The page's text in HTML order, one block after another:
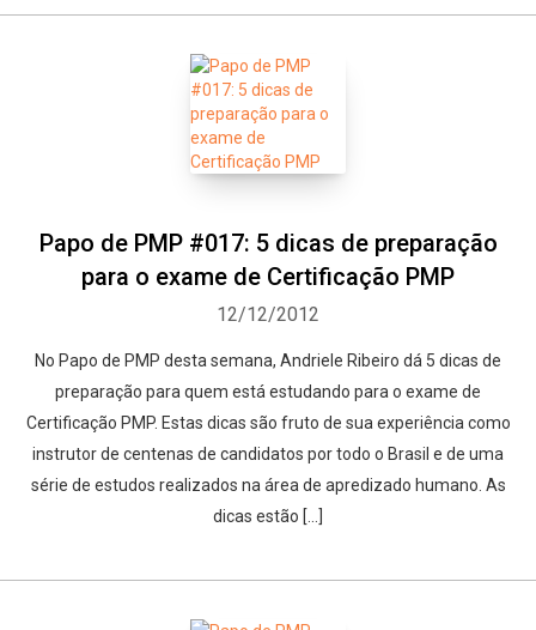
Papo de PMP #017: 5 dicas de preparação
para o exame de Certificação PMP
12/12/2012
No Papo de PMP desta semana, Andriele Ribeiro dá 5 dicas de
preparação para quem está estudando para o exame de
Certificação PMP. Estas dicas são fruto de sua experiência como
instrutor de centenas de candidatos por todo o Brasil e de uma
série de estudos realizados na área de apredizado humano. As
dicas estão […]